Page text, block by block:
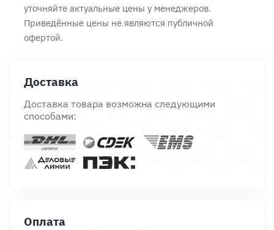
уточняйте актуальные цены у менеджеров.
Приведённые цены не являются публичной
офертой.
Доставка
Доставка товара возможна следующими
способами:
Оплата